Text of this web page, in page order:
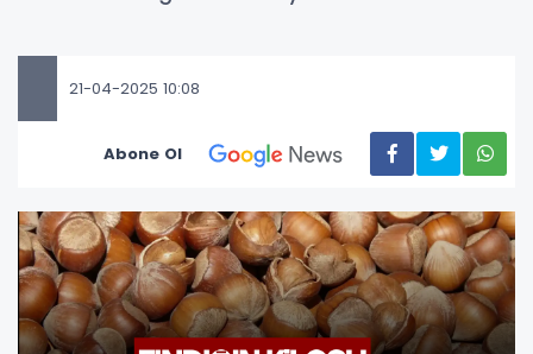
21-04-2025 10:08
Abone Ol